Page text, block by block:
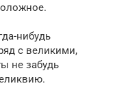
нибудь
с великими,
не забудь